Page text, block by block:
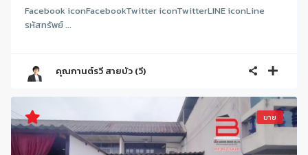
Facebook iconFacebookTwitter iconTwitterLINE iconLine
รหัสทรัพย์ ...
คุณกานต์รวี สายบัว (วี)
ขาย